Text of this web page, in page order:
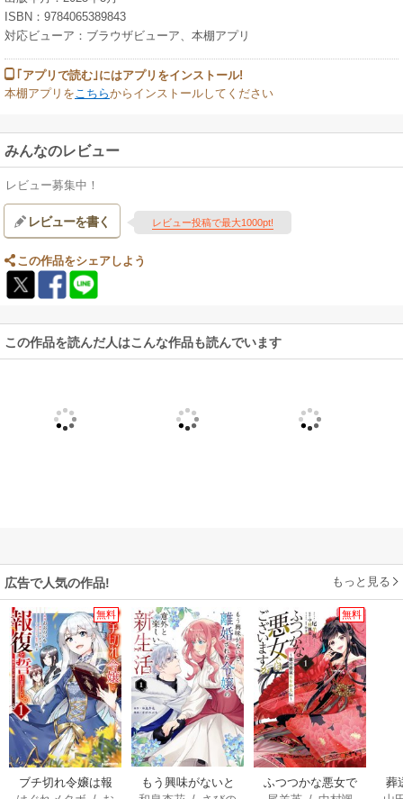
ISBN：9784065389843
対応ビューア：ブラウザビューア、本棚アプリ
｢アプリで読む｣にはアプリをインストール!
本棚アプリを こちらからインストールしてください
みんなのレビュー
レビュー募集中！
レビューを書く レビュー投稿で最大1000pt!
この作品をシェアしよう
この作品を読んだ人はこんな作品も読んでいます
広告で人気の作品! もっと見る
無料
ブチ切れ令嬢は報
もう興味がないと
無料
ふつつかな悪女で
葬